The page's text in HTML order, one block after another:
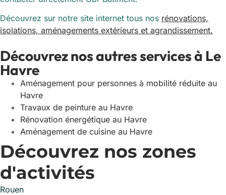
Découvrez sur notre site internet tous nos rénovations,
isolations, aménagements extérieurs et agrandissement.
Découvrez nos autres services à Le
Havre
Aménagement pour personnes à mobilité réduite au
Havre
Travaux de peinture au Havre
Rénovation énergétique au Havre
Aménagement de cuisine au Havre
Découvrez nos zones
d'activités
Rouen